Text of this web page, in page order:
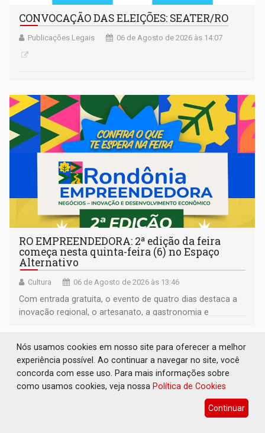
CONVOCAÇÃO DAS ELEIÇÕES: SEATER/RO
Publicações Legais 06 de Agosto de 2026 às 14:07
RO EMPREENDEDORA: 2ª edição da feira
começa nesta quinta-feira (6) no Espaço
Alternativo
Cultura 06 de Agosto de 2026 às 13:46
Com entrada gratuita, o evento de quatro dias destaca a
inovação regional, o artesanato, a gastronomia e
Nós usamos cookies em nosso site para oferecer a melhor
experiência possível. Ao continuar a navegar no site, você
concorda com esse uso. Para mais informações sobre
como usamos cookies, veja nossa Política de Cookies
Continuar